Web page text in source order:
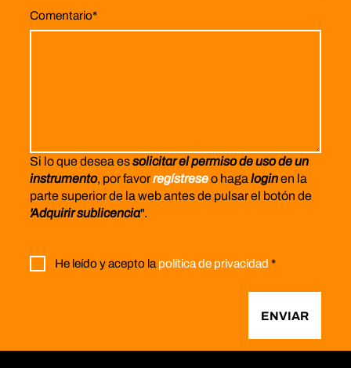
Comentario*
Si lo que desea essolicitar el permiso de uso de un
instrumento, por favorregístreseo haga loginen la
parte superior de la web antes de pulsar el botón de
'Adquirir sublicencia".
He leído y acepto lapolítica de privacidad *
ENVIAR